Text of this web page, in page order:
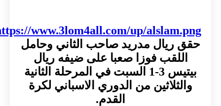
https://www.3lom4all.com/up/alslam.png
حقق ريال مدريد صاحب الثاني وحامل
اللقب فوزا صعبا على ضيفه ريال
بيتيس 3-1 السبت في المرحلة الثانية
والثلاثين من الدوري الاسباني لكرة
القدم.